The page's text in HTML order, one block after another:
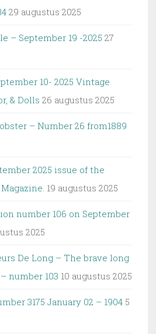
29 augustus 2025
– September 19 -2025 27
10- 2025 Vintage
& Dolls 26 augustus 2025
– Number 26 from1889
2025 issue of the
19 augustus 2025
number 106 on September
2025
De Long – The brave long
number 103 10 augustus 2025
3175 January 02 – 1904 5